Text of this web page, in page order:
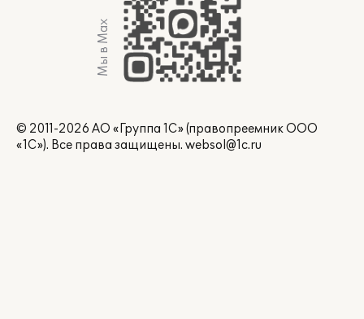
Мы в Max
© 2011-2026 АО «Группа 1С» (правопреемник ООО
«1С»). Все права защищены. websol@1c.ru